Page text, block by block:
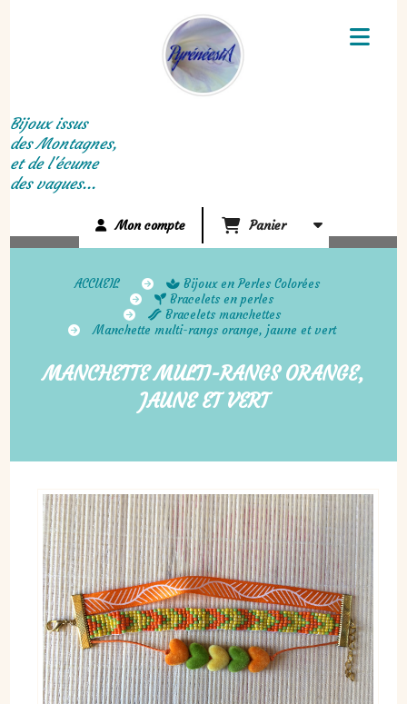
Bijoux issus
des Montagnes,
et de l'écume
des vagues...
Mon compte Panier
ACCUEIL
Bijoux en Perles Colorées
Bracelets en perles
Bracelets manchettes
Manchette multi-rangs orange, jaune et vert
MANCHETTE MULTI-RANGS ORANGE,
JAUNE ET VERT